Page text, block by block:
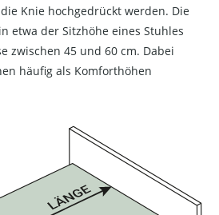
Knie hochgedrückt werden. Die
etwa der Sitzhöhe eines Stuhles
zwischen 45 und 60 cm. Dabei
häufig als Komforthöhen